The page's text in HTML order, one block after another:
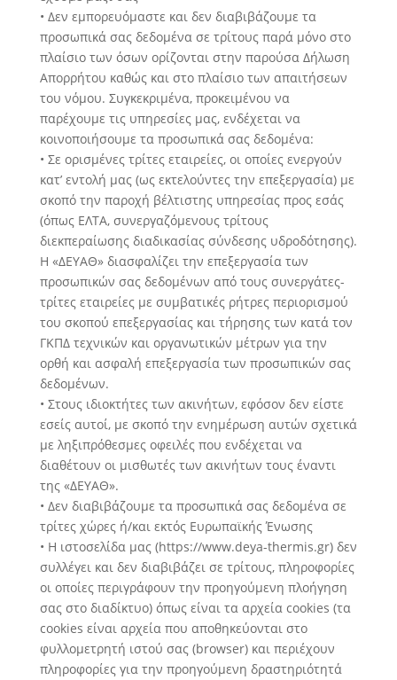
• Δεν εμπορευόμαστε και δεν διαβιβάζουμε τα
προσωπικά σας δεδομένα σε τρίτους παρά μόνο στο
πλαίσιο των όσων ορίζονται στην παρούσα Δήλωση
Απορρήτου καθώς και στο πλαίσιο των απαιτήσεων
του νόμου. Συγκεκριμένα, προκειμένου να
παρέχουμε τις υπηρεσίες μας, ενδέχεται να
κοινοποιήσουμε τα προσωπικά σας δεδομένα:
• Σε ορισμένες τρίτες εταιρείες, οι οποίες ενεργούν
κατ’ εντολή μας (ως εκτελούντες την επεξεργασία) με
σκοπό την παροχή βέλτιστης υπηρεσίας προς εσάς
(όπως ΕΛΤΑ, συνεργαζόμενους τρίτους
διεκπεραίωσης διαδικασίας σύνδεσης υδροδότησης).
Η «ΔΕΥΑΘ» διασφαλίζει την επεξεργασία των
προσωπικών σας δεδομένων από τους συνεργάτες-
τρίτες εταιρείες με συμβατικές ρήτρες περιορισμού
του σκοπού επεξεργασίας και τήρησης των κατά τον
ΓΚΠΔ τεχνικών και οργανωτικών μέτρων για την
ορθή και ασφαλή επεξεργασία των προσωπικών σας
δεδομένων.
• Στους ιδιοκτήτες των ακινήτων, εφόσον δεν είστε
εσείς αυτοί, με σκοπό την ενημέρωση αυτών σχετικά
με ληξιπρόθεσμες οφειλές που ενδέχεται να
διαθέτουν οι μισθωτές των ακινήτων τους έναντι
της «ΔΕΥΑΘ».
• Δεν διαβιβάζουμε τα προσωπικά σας δεδομένα σε
τρίτες χώρες ή/και εκτός Ευρωπαϊκής Ένωσης
• Η ιστοσελίδα μας (https://www.deya-thermis.gr) δεν
συλλέγει και δεν διαβιβάζει σε τρίτους, πληροφορίες
οι οποίες περιγράφουν την προηγούμενη πλοήγηση
σας στο διαδίκτυο) όπως είναι τα αρχεία cookies (τα
cookies είναι αρχεία που αποθηκεύονται στο
φυλλομετρητή ιστού σας (browser) και περιέχουν
πληροφορίες για την προηγούμενη δραστηριότητά